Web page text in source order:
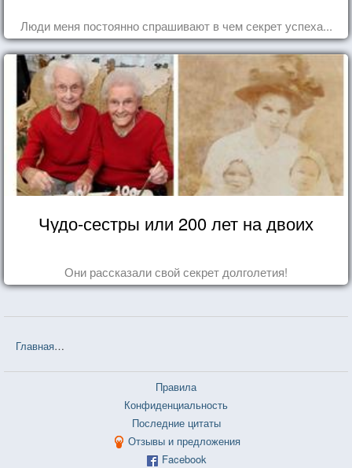
Люди меня постоянно спрашивают в чем секрет успеха...
Чудо-сестры или 200 лет на двоих
Они рассказали свой секрет долголетия!
Главная
Правила
Конфиденциальность
Последние цитаты
Отзывы и предложения
Facebook